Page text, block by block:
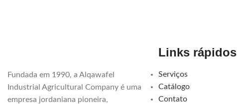
Fundada em 1990, a Alqawafel
Industrial Agricultural Company é uma
empresa jordaniana pioneira,
Links rápidos
Serviços
Catálogo
Contato